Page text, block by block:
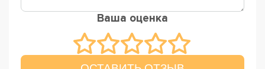
Ваша оценка